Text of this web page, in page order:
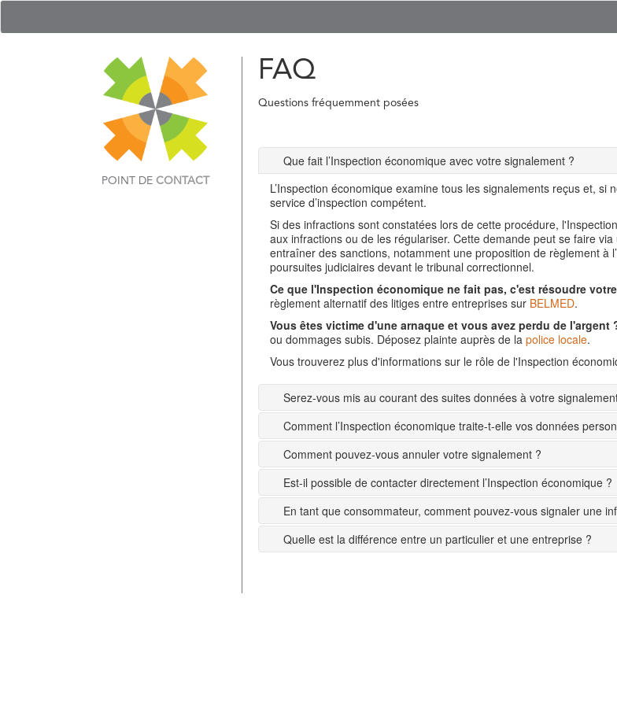
POINT DE CONTACT
FAQ
Questions fréquemment posées
Que fait l’Inspection économique avec votre signalement ?
L’Inspection économique examine tous les signalements reçus et,
service d’inspection compétent.
Si des infractions sont constatées lors de cette procédure,
aux infractions ou de les régulariser. Cette demande peut se faire
entraîner des sanctions, notamment une proposition de règlement à
poursuites judiciaires devant le tribunal correctionnel.
Ce que l'Inspection économique ne fait pas, c'est résoudre
règlement alternatif des litiges entre entreprises sur BELMED.
Vous êtes victime d'une arnaque et vous avez perdu de l'argent
ou dommages subis. Déposez plainte auprès de la police locale.
Vous trouverez plus d'informations sur le rôle de l'Inspection
Serez-vous mis au courant des suites données à votre
Comment l’Inspection économique traite-t-elle vos données
Comment pouvez-vous annuler votre signalement ?
Est-il possible de contacter directement l’Inspection économique ?
En tant que consommateur, comment pouvez-vous signaler une
Quelle est la différence entre un particulier et une entreprise ?